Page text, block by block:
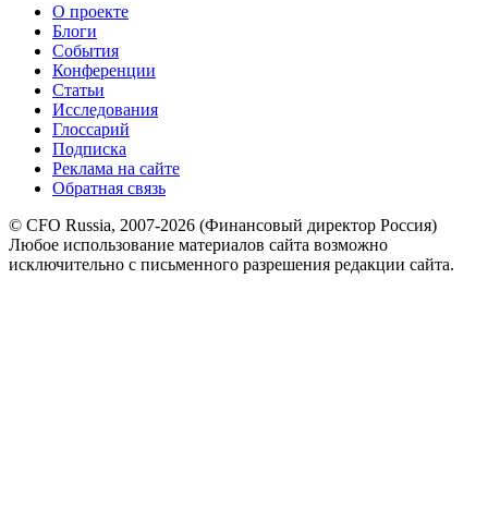
О проекте
Блоги
События
Конференции
Статьи
Исследования
Глоссарий
Подписка
Реклама на сайте
Обратная связь
© CFO Russia, 2007-2026 (Финансовый директор Россия)
Любое использование материалов сайта возможно
исключительно с письменного разрешения редакции сайта.